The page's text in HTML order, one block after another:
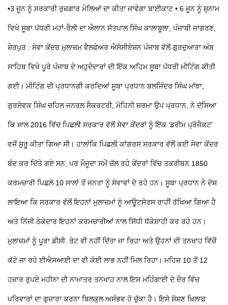
•3 ਜੂਨ ਨੂੰ ਸਰਕਾਰੀ ਰੁਜ਼ਗਾਰ ਮੇਲਿਆਂ ਦਾ ਕੀਤਾ ਜਾਵੇਗਾ ਬਾਈਕਾਟ• 6 ਜੂਨ ਨੂੰ ਸੁਨਾਮ
ਵਿਖੇ ਸੂਬਾ ਪੱਧਰੀ ਮਹਾਂ-ਰੈਲੀ ਦਾ ਐਲਾਨ ਸੱਤਪਾਲ ਸਿੰਘ ਕਾਲਾਬੂਲਾ, ਪੰਜਾਬੀ ਜਾਗਰਣ,
ਸ਼ੇਰਪੁਰ : ਸੇਵਾ ਕੇਂਦਰ ਮੁਲਾਜ਼ਮ ਵੈਲਫੇਅਰ ਐਸੋਸੀਏਸ਼ਨ ਪੰਜਾਬ ਵੱਲੋਂ ਗੁਰਦੁਆਰਾ ਅੰਬ
ਸਾਹਿਬ ਵਿਖੇ ਪੂਰੇ ਪੰਜਾਬ ਦੇ ਅਹੁਦੇਦਾਰਾਂ ਦੀ ਇੱਕ ਅਹਿਮ ਸੂਬਾ ਪੱਧਰੀ ਮੀਟਿੰਗ ਕੀਤੀ
ਗਈ। ਮੀਟਿੰਗ ਦੀ ਪ੍ਰਧਾਨਗੀ ਕਰਦਿਆਂ ਸੂਬਾ ਪ੍ਰਧਾਨ ਬਲਜਿੰਦਰ ਸਿੰਘ ਮਾਂਝਾ,
ਗੁਰਸੇਵਕ ਸਿੰਘ ਚਹਿਲ ਜਨਰਲ ਸੈਕਰਟਰੀ, ਮੋਹਿਨੀ ਸ਼ਰਮਾ ਉਪ ਪ੍ਰਧਾਨ, ਨੇ ਦੱਸਿਆ
ਕਿ ਸਾਲ 2016 ਵਿੱਚ ਪਿਛਲੀ ਸਰਕਾਰ ਵੱਲੋਂ ਸੇਵਾ ਕੇਂਦਰਾਂ ਨੂੰ ਇੱਕ ‘ਡਰੀਮ ਪ੍ਰੋਜੈਕਟ’
ਵਜੋਂ ਸ਼ੁਰੂ ਕੀਤਾ ਗਿਆ ਸੀ। ਹਾਲਾਂਕਿ ਪਿਛਲੀ ਕਾਂਗਰਸ ਸਰਕਾਰ ਵੱਲੋਂ ਕਈ ਸੇਵਾ ਕੇਂਦਰ
ਬੰਦ ਕਰ ਦਿੱਤੇ ਗਏ ਸਨ, ਪਰ ਮੌਜੂਦਾ ਸਮੇਂ ਚੱਲ ਰਹੇ ਕੇਂਦਰਾਂ ਵਿੱਚ ਤਕਰੀਬਨ 1850
ਕਰਮਚਾਰੀ ਪਿਛਲੇ 10 ਸਾਲਾਂ ਤੋਂ ਜਨਤਾ ਨੂੰ ਸੇਵਾਵਾਂ ਦੇ ਰਹੇ ਹਨ। ਸੂਬਾ ਪ੍ਰਧਾਨ ਨੇ ਦੋਸ਼
ਲਾਇਆ ਕਿ ਸਰਕਾਰ ਵੱਲੋਂ ਇਹਨਾਂ ਮੁਲਾਜ਼ਮਾਂ ਨੂੰ ਆਊਟਸੋਰਸ ਰਾਹੀਂ ਰੱਖਿਆ ਗਿਆ ਹੈ
ਅਤੇ ਨਿੱਜੀ ਠੇਕੇਦਾਰ ਇਹਨਾਂ ਕਰਮਚਾਰੀਆਂ ਨਾਲ ਸਿੱਧੀ ਧੱਕੇਸ਼ਾਹੀ ਕਰ ਰਹੇ ਹਨ।
ਮੁਲਾਜ਼ਮਾਂ ਨੂੰ ਪੂਰਾ ਡੀਸੀ. ਰੇਟ ਵੀ ਨਹੀਂ ਦਿੱਤਾ ਜਾ ਰਿਹਾ ਅਤੇ ਉਹਨਾਂ ਦੀ ਤਨਖਾਹ ਵਿੱਚੋਂ
ਕੱਟੇ ਜਾ ਰਹੇ ਈਐਸਆਈ ਦਾ ਵੀ ਕੋਈ ਲਾਭ ਨਹੀਂ ਮਿਲ ਰਿਹਾ। ਮਹਿਜ਼ 10 ਤੋਂ 12
ਹਜ਼ਾਰ ਰੁਪਏ ਮਹੀਨਾ ਦੀ ਨਾਮਾਤਰ ਤਨਖਾਹ ਨਾਲ ਇਸ ਮਹਿੰਗਾਈ ਦੇ ਦੌਰ ਵਿੱਚ
ਪਰਿਵਾਰਾਂ ਦਾ ਗੁਜ਼ਾਰਾ ਕਰਨਾ ਬਿਲਕੁਲ ਅਸੰਭਵ ਹੋ ਚੁੱਕਾ ਹੈ। ਇਸੇ ਸ਼ੋਸ਼ਣ ਖ਼ਿਲਾਫ਼